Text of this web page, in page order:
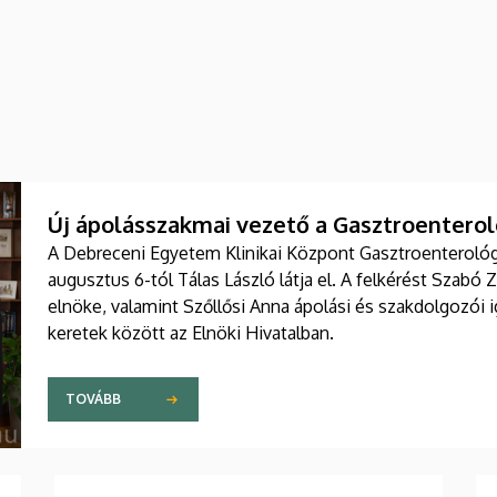
Új ápolásszakmai vezető a
A Debreceni Egyetem Klinikai Központ
augusztus 6-tól Tálas László látja el. A felkérést Szabó
elnöke, valamint Szőllősi Anna ápolási és szakdolgozói
keretek között az Elnöki Hivatalban.
TOVÁBB